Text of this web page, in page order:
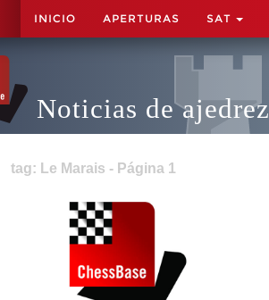
INICIO APERTURAS SAT
Noticias de ajedrez
tag: Le Marais - Página 1